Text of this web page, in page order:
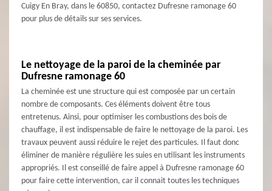
Cuigy En Bray, dans le 60850, contactez Dufresne ramonage 60
pour plus de détails sur ses services.
Le nettoyage de la paroi de la cheminée par
Dufresne ramonage 60
La cheminée est une structure qui est composée par un certain
nombre de composants. Ces éléments doivent être tous
entretenus. Ainsi, pour optimiser les combustions des bois de
chauffage, il est indispensable de faire le nettoyage de la paroi. Les
travaux peuvent aussi réduire le rejet des particules. Il faut donc
éliminer de manière régulière les suies en utilisant les instruments
appropriés. Il est conseillé de faire appel à Dufresne ramonage 60
pour faire cette intervention, car il connait toutes les techniques